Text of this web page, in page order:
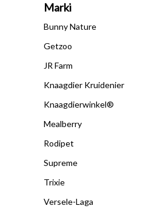
Marki
Bunny Nature
Getzoo
JR Farm
Knaagdier Kruidenier
Knaagdierwinkel®
Mealberry
Rodipet
Supreme
Trixie
Versele-Laga